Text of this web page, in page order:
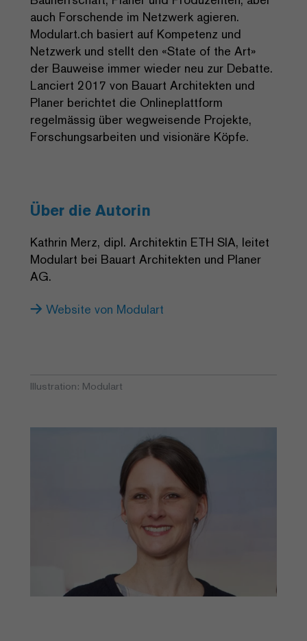
auch Forschende im Netzwerk agieren.
Modulart.ch basiert auf Kompetenz und
Netzwerk und stellt den «State of the Art»
der Bauweise immer wieder neu zur Debatte.
Lanciert 2017 von Bauart Architekten und
Planer berichtet die Onlineplattform
regelmässig über wegweisende Projekte,
Forschungsarbeiten und visionäre Köpfe.
Über die Autorin
Kathrin Merz, dipl. Architektin ETH SIA, leitet
Modulart bei Bauart Architekten und Planer
AG.
Website von Modulart
Illustration: Modulart